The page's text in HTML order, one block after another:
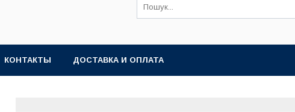
КОНТАКТЫ ДОСТАВКА И ОПЛАТА